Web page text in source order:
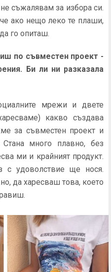
съжалявам за избора си.
ако нещо леко те плаши,
го опиташ.
по съвместен проект -
Би ли ни разказала
мрежи и двете
какво създава
за съвместен проект и
много плавно, без
ми и крайният продукт.
с удоволствие ще нося.
да харесваш това, което